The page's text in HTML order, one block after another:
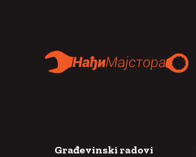
Građevinski radovi